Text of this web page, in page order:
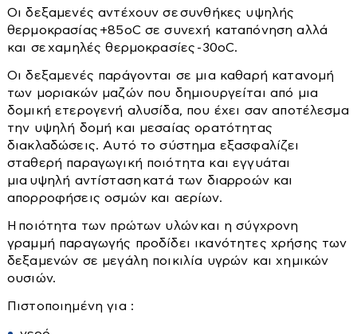
Τουαλέτες-κονσόλες
Τραπεζάκια Σαλονιού
Τραπεζαριες
Τραπέζια
Αντλίες
Διάφορα εξαρτήματα
Βενζιναντλίες
Βυθιζόμενες
Επιφάνειας
Πιεστικά Δοχεία
Πιεστικά Συγκροτήματα
Αγροτικά
Αλυσοπρίονα
Αναλώσιμα
Δοχεία αποθήκευσης λαδιού-κρασιού
Ελαιοραβδιστικά
Εργαλεία χειρός
Είδη Ποτίσματος-λάστιχα
Μικροσυσκευές
Αποχυμωτές-στίφτες
Οι δεξαμενές αντέχουν σε συνθήκες υψηλής
θερμοκρασίας +85οC σε συνεχή καταπόνηση αλλά
και σε χαμηλές θερμοκρασίες -30οC.
Οι δεξαμενές παράγονται σε μια καθαρή κατανομή
των μοριακών μαζών που δημιουργείται από μια
δομική ετερογενή αλυσίδα, που έχει σαν αποτέλεσμα
την υψηλή δομή και μεσαίας ορατότητας
διακλαδώσεις. Αυτό το σύστημα εξασφαλίζει
σταθερή παραγωγική ποιότητα και εγγυάται
μια υψηλή αντίσταση κατά των διαρροών και
απορροφήσεις οσμών και αερίων.
Η ποιότητα των πρώτων υλών και η σύγχρονη
γραμμή παραγωγής προδίδει ικανότητες χρήσης των
δεξαμενών σε μεγάλη ποικιλία υγρών και χημικών
ουσιών.
Πιστοποιημένη για :